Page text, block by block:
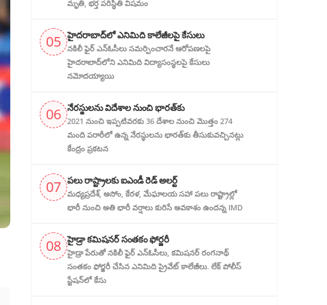
మృతి, భర్త పరిస్థితి విషమం
05 హైదరాబాద్‌లో ఎనిమిది కాలేజీలపై కేసులు
నకిలీ ఫైర్ ఎన్‌ఓసీలు సమర్పించారనే ఆరోపణలపై
హైదరాబాద్‌లోని ఎనిమిది విద్యాసంస్థలపై కేసులు
నమోదయ్యాయి
06 నేరస్థులను విదేశాల నుంచి భారత్‌కు
2021 నుంచి ఇప్పటివరకు 36 దేశాల నుంచి మొత్తం 274
మంది పరారీలో ఉన్న నేరస్థులను భారత్‌కు తీసుకువచ్చినట్లు
కేంద్రం ప్రకటన
07 పలు రాష్ట్రాలకు ఐఎండీ రెడ్ అలర్ట్
మధ్యప్రదేశ్, అసోం, కేరళ, మేఘాలయ సహా పలు రాష్ట్రాల్లో
భారీ నుంచి అతి భారీ వర్షాలు కురిసే అవకాశం ఉందన్న IMD
08 హైడ్రా కమిషనర్ సంతకం ఫోర్జరీ
హైడ్రా పేరుతో నకిలీ ఫైర్ ఎన్ఓసీలు, క‌మిష‌న‌ర్ రంగనాథ్
సంతకం ఫోర్జరీ చేసిన ఎనిమిది ప్రైవేట్ కాలేజీలు. లేక్ పోలీస్
స్టేషన్‌లో కేసు